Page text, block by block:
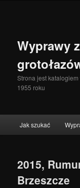
Wyprawy
Strona jest
1955 roku
Przeskocz do
Przeskocz do
Jak szukać
2015,
Brzeszcze